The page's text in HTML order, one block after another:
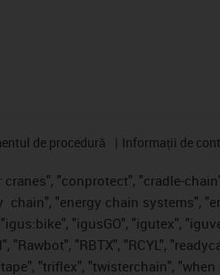
de procedură Informații de
"conprotect", "cradle-
chain", "energy chain systems",
"igusGO", "igutex",
"RBTX", "RCYL",
"triflex", "twisterchain",